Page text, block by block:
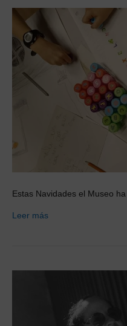
Estas Navidades el Museo
Leer más